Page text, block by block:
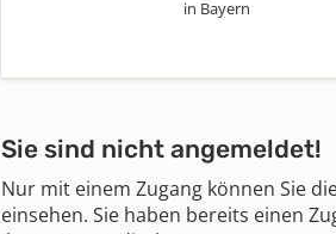
in Bayern
Sie sind nicht angemeldet!
Nur mit einem Zugang können Sie
einsehen. Sie haben bereits einen